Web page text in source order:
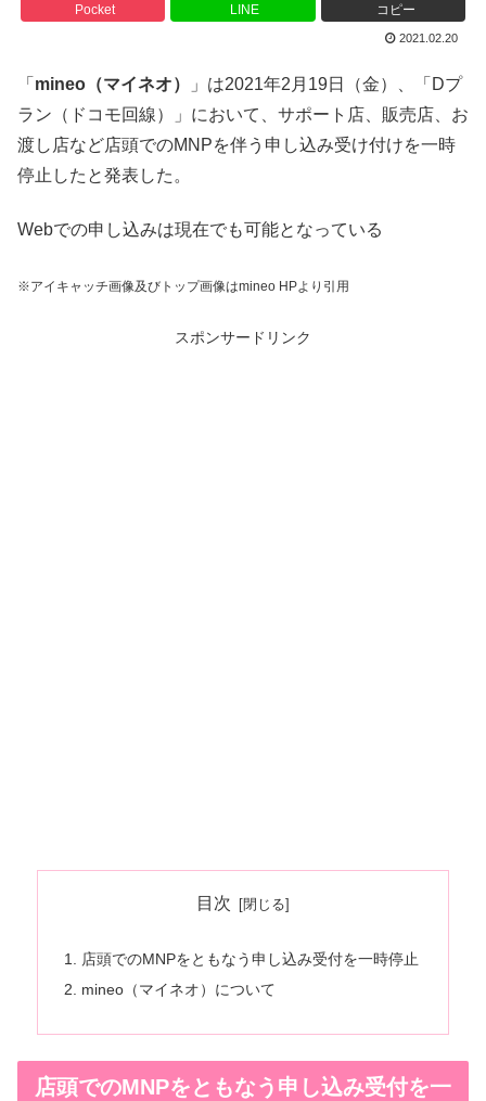
Pocket LINE コピー
2021.02.20
「 mineo（マイネオ）
」は2021年2月19日（金）、「Dプ
ラン（ドコモ回線）」において、サポート店、販売店、お
渡し店など店頭でのMNPを伴う申し込み受け付けを一時
停止したと発表した。
Webでの申し込みは現在でも可能となっている
※アイキャッチ画像及びトップ画像はmineo HPより引用
スポンサードリンク
目次
店頭でのMNPをともなう申し込み受付を一時停止
mineo（マイネオ）について
店頭でのMNPをともなう申し込み受付を一